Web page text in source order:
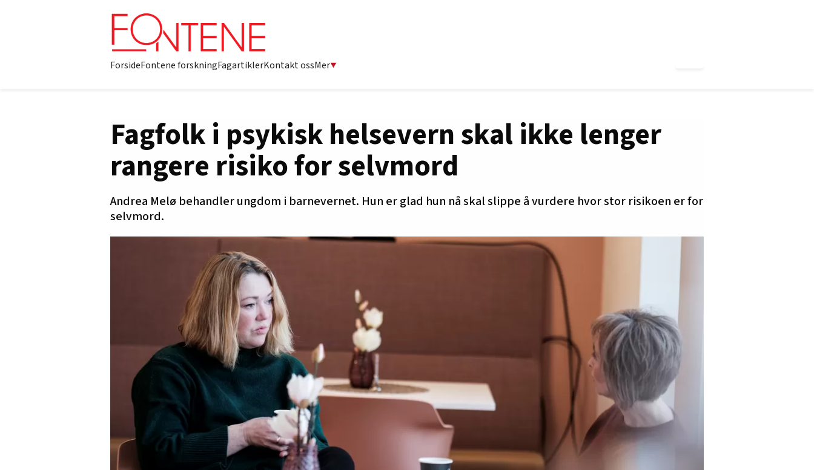
ForsideFontene forskningFagartiklerKontakt ossMer
Fagfolk i psykisk helsevern skal ikke lenger
rangere risiko for selvmord
Andrea Melø behandler ungdom i barnevernet. Hun er glad hun nå skal slippe å vurdere hvor stor risikoen er for
selvmord.